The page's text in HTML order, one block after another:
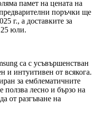
памет на цената на
поръчки ще
г., а доставките за
25 юли.
са с усъвършенстван
и интуитивен от всякога.
за емблематичните
лесно и бързо на
от разгъване на